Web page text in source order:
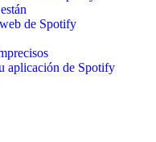
de Spotify
aplicación de Spotify